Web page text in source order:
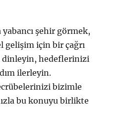
şehir görmek,
gelişim için bir çağrı
dinleyin, hedeflerinizi
ilerleyin.
bizimle
bu konuyu birlikte